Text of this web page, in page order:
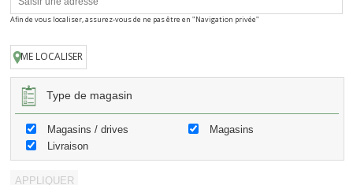
Afin de vous localiser, assurez-vous de ne pas être en "Navigation privée"
ME LOCALISER
Type de magasin
Magasins / drives
Magasins
Livraison